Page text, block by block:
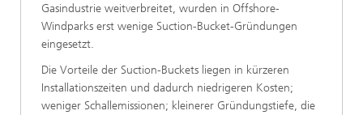
Gasindustrie weitverbreitet, wurden in Offshore-
Windparks erst wenige Suction-Bucket-Gründungen
eingesetzt.
Die Vorteile der Suction-Buckets liegen in kürzeren
Installationszeiten und dadurch niedrigeren Kosten;
weniger Schallemissionen; kleinerer Gründungstiefe, die